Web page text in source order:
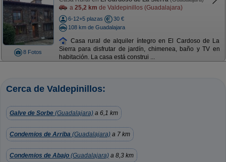
8 Fotos
a 25,2 km de Valdepinillos (Guadalajara)
6-12+5 plazas
30 €
108 km de Guadalajara
Casa rural de alquiler íntegro en El Cardoso de La
Sierra para disfrutar de jardín, chimenea, baño y TV en
habitación. La casa está construi ...
Cerca de Valdepinillos:
Galve de Sorbe (Guadalajara) a 6,1 km
Condemios de Arriba (Guadalajara) a 7 km
Condemios de Abajo (Guadalajara) a 8,3 km